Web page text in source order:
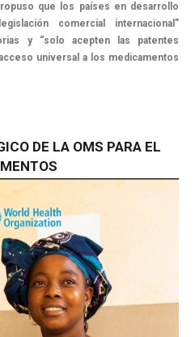
que los países en desarrollo
comercial internacional”
y “solo acepten las patentes
universal a los medicamentos
DE LA OMS PARA EL